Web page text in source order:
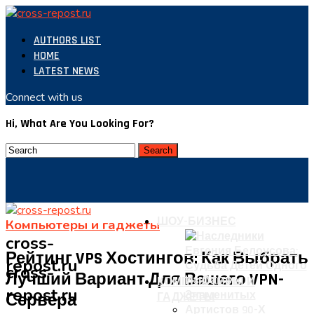
AUTHORS LIST
HOME
LATEST NEWS
Connect with us
Hi, What Are You Looking For?
cross-
repost.ru
cross-
repost.ru
ШОУ-БИЗНЕС
КОМПЬЮТЕРЫ И
Компьютеры и гаджеты
Рейтинг VPS Хостингов: Как Выбрать
Лучший Вариант Для Вашего VPN-
Сервера